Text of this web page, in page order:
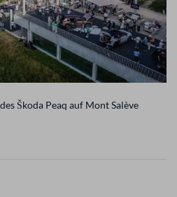
Škoda Peaq auf Mont Salève